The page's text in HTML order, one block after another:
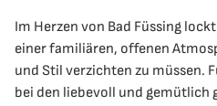
Im Herzen von Bad Füssing
einer familiären, offenen
und Stil verzichten zu müssen.
bei den liebevoll und gemütlich